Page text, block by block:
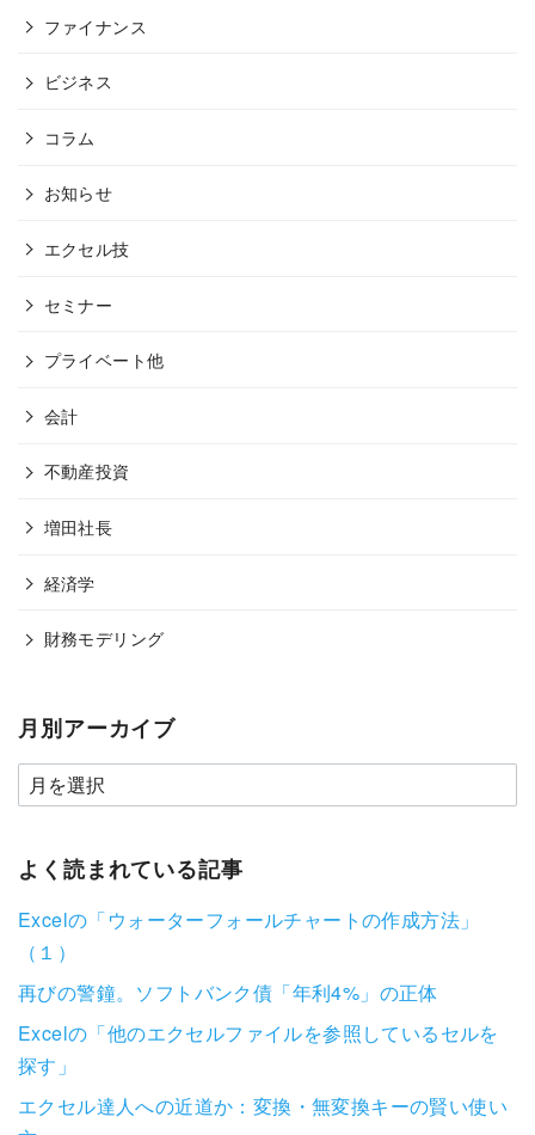
ファイナンス
ビジネス
コラム
お知らせ
エクセル技
セミナー
プライベート他
会計
不動産投資
増田社長
経済学
財務モデリング
月別アーカイブ
よく読まれている記事
Excelの「ウォーターフォールチャートの作成方法」
（１）
再びの警鐘。ソフトバンク債「年利4%」の正体
Excelの「他のエクセルファイルを参照しているセルを
探す」
エクセル達人への近道か：変換・無変換キーの賢い使い